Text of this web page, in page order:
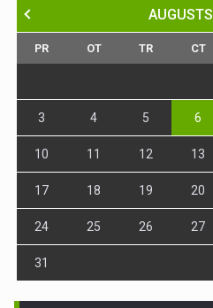
AUGUSTS
PR OT TR CT
3 4 5 6
10 11 12 13
17 18 19 20
24 25 26 27
31